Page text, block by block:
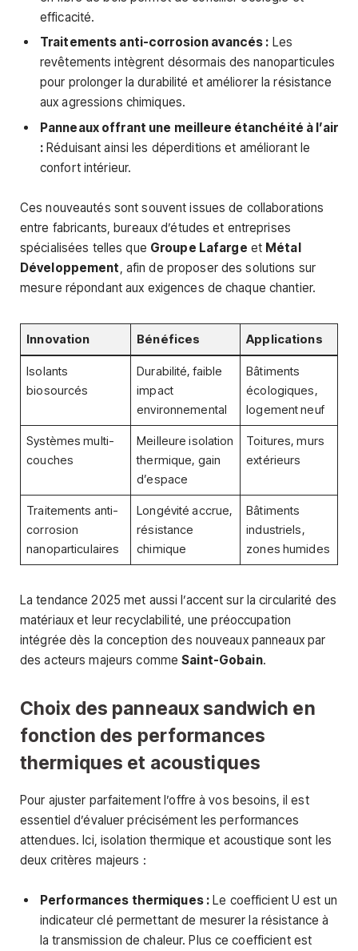
efficacité.
Traitements anti-corrosion avancés : Les
revêtements intègrent désormais des nanoparticules
pour prolonger la durabilité et améliorer la résistance
aux agressions chimiques.
Panneaux offrant une meilleure étanchéité à l’air
: Réduisant ainsi les déperditions et améliorant le
confort intérieur.
Ces nouveautés sont souvent issues de collaborations
entre fabricants, bureaux d’études et entreprises
spécialisées telles que Groupe Lafarge et Métal
Développement, afin de proposer des solutions sur
mesure répondant aux exigences de chaque chantier.
Innovation Bénéfices Applications
Isolants
biosourcés
Durabilité, faible
impact
environnemental
Bâtiments
écologiques,
logement neuf
Systèmes multi-
couches
Meilleure isolation
thermique, gain
d’espace
Toitures, murs
extérieurs
Traitements anti-
corrosion
nanoparticulaires
Longévité accrue,
résistance
chimique
Bâtiments
industriels,
zones humides
La tendance 2025 met aussi l’accent sur la circularité des
matériaux et leur recyclabilité, une préoccupation
intégrée dès la conception des nouveaux panneaux par
des acteurs majeurs commeSaint-Gobain.
Choix des panneaux sandwich en
fonction des performances
thermiques et acoustiques
Pour ajuster parfaitement l’offre à vos besoins, il est
essentiel d’évaluer précisément les performances
attendues. Ici, isolation thermique et acoustique sont les
deux critères majeurs :
Performances thermiques : Le coefficient U est un
indicateur clé permettant de mesurer la résistance à
la transmission de chaleur. Plus ce coefficient est